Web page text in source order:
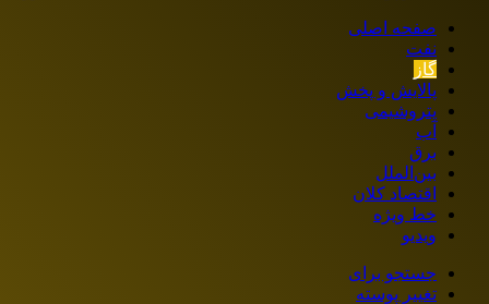
صفحه اصلی
نفت
گاز
پالایش و پخش
پتروشیمی
آب
برق
بین‌الملل
اقتصاد کلان
خط ویژه
ویدیو
جستجو برای
تغییر پوسته